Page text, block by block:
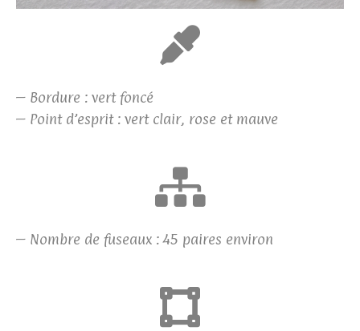
– Bordure : vert foncé
– Point d’esprit : vert clair, rose et mauve
– Nombre de fuseaux : 45 paires environ